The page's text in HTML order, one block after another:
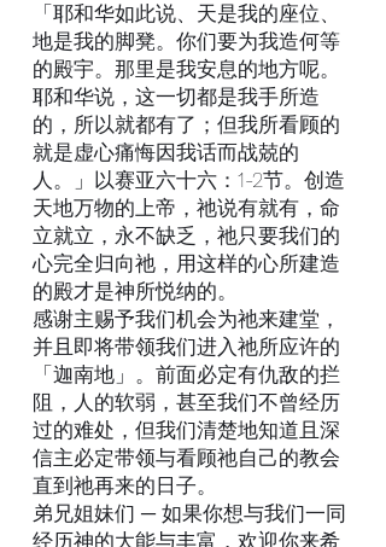
「耶和华如此说、天是我的座位、
地是我的脚凳。你们要为我造何等
的殿宇。那里是我安息的地方呢。
耶和华说，这一切都是我手所造
的，所以就都有了；但我所看顾的
就是虚心痛悔因我话而战兢的
人。」以赛亚六十六：1-2节。创造
天地万物的上帝，祂说有就有，命
立就立，永不缺乏，祂只要我们的
心完全归向祂，用这样的心所建造
的殿才是神所悦纳的。
感谢主赐予我们机会为祂来建堂，
并且即将带领我们进入祂所应许的
「迦南地」。前面必定有仇敌的拦
阻，人的软弱，甚至我们不曾经历
过的难处，但我们清楚地知道且深
信主必定带领与看顾祂自己的教会
直到祂再来的日子。
弟兄姐妹们 ─ 如果你想与我们一同
经历神的大能与丰富，欢迎你来希